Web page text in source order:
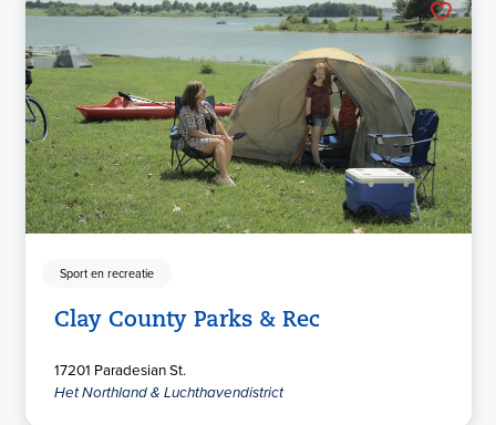
Sport en recreatie
Clay County Parks & Rec
17201 Paradesian St.
Het Northland & Luchthavendistrict